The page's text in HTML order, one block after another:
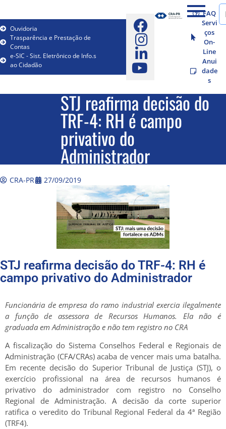
Ouvidoria
Trasparência e Prestação de
Contas
e-SIC - Sist. Eletrônico de Info.s
ao Cidadão
FAQ
Servi
ços
On-
Line
Anui
dade
s
STJ reafirma decisão do
TRF-4: RH é campo
privativo do
Administrador
CRA-PR 27/09/2019
STJ reafirma decisão do TRF-4: RH é
campo privativo do Administrador
Funcionária de empresa do ramo industrial exercia ilegalmente
a função de assessora de Recursos Humanos. Ela não é
graduada em Administração e não tem registro no CRA
A fiscalização do Sistema Conselhos Federal e Regionais de
Administração (CFA/CRAs) acaba de vencer mais uma batalha.
Em recente decisão do Superior Tribunal de Justiça (STJ), o
exercício profissional na área de recursos humanos é
privativo do administrador com registro no Conselho
Regional de Administração. A decisão da corte superior
ratifica o veredito do Tribunal Regional Federal da 4ª Região
(TRF4).